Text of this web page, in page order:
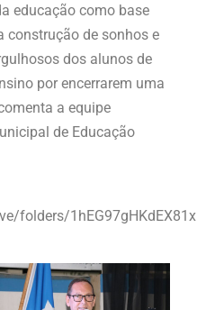
educação como base
construção de sonhos e
dos alunos de
por encerrarem uma
a equipe
de Educação
folders/